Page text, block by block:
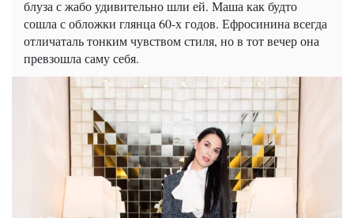
блуза с жабо удивительно шли ей. Маша как будто
сошла с обложки глянца 60-х годов. Ефросинина всегда
отличаталь тонким чувством стиля, но в тот вечер она
превзошла саму себя.